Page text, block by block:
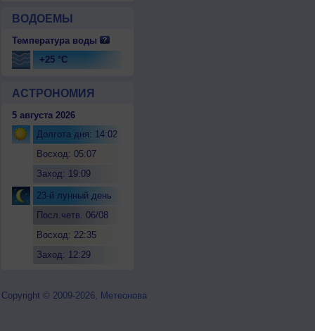
ВОДОЕМЫ
Температура воды
+25 °C
АСТРОНОМИЯ
5 августа 2026
Долгота дня: 14:02
Восход: 05:07
Заход: 19:09
23-й лунный день
Посл.четв. 06/08
Восход: 22:35
Заход: 12:29
Copyright © 2009-2026, Метеонова